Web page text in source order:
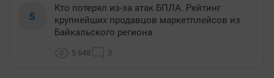
5
Кто потерял из-за атак БПЛА. Рейтинг
крупнейших продавцов маркетплейсов из
Байкальского региона
5 648 3